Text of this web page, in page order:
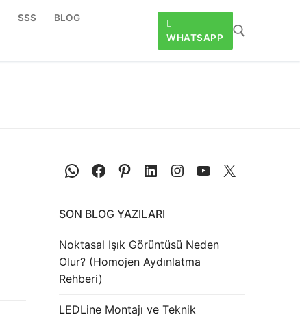
SSS BLOG
WHATSAPP
SON BLOG YAZILARI
Noktasal Işık Görüntüsü Neden
Olur? (Homojen Aydınlatma
Rehberi)
LEDLine Montajı ve Teknik